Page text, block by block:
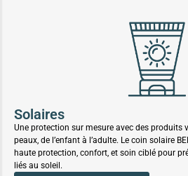
Solaires
Une protection sur mesure avec des produits
peaux, de l’enfant à l’adulte. Le coin solaire
haute protection, confort, et soin ciblé pour
liés au soleil.